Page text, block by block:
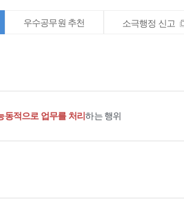
우수공무원 추천 소극행정 신고
동적으로 업무를 처리하는 행위